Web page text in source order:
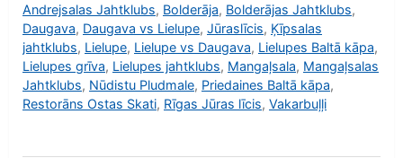
Andrejsalas Jahtklubs, Bolderāja, Bolderājas Jahtklubs,
Daugava, Daugava vs Lielupe, Jūraslīcis, Ķīpsalas
jahtklubs, Lielupe, Lielupe vs Daugava, Lielupes Baltā kāpa,
Lielupes grīva, Lielupes jahtklubs, Mangaļsala, Mangaļsalas
Jahtklubs, Nūdistu Pludmale, Priedaines Baltā kāpa,
Restorāns Ostas Skati, Rīgas Jūras līcis, Vakarbuļļi